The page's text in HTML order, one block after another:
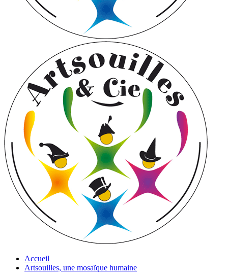
Accueil
Artsouilles, une mosaïque humaine